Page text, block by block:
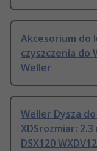
Akcesorium do
czyszczenia do
Weller
Weller Dysza
XDSrozmiar:
DSX120